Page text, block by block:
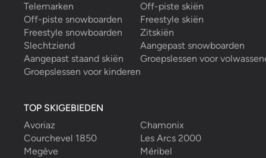
Telemarken
Off-piste skiën
Off-piste snowboarden
Freestyle skiën
Freestyle snowboarden
Zitskiën
Slechtziend
Aangepast snowboarden
Aangepast staand skiën
Groepslessen voor
Groepslessen voor kinderen
TOP SKIGEBIEDEN
Avoriaz
Chamonix
Courchevel 1850
Les Arcs 2000
Megève
Méribel